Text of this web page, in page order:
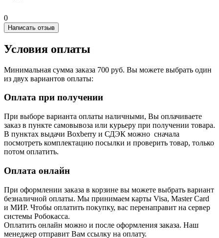
0
Написать отзыв
Условия оплаты
Минимальная сумма заказа 700 руб. Вы можете выбрать один
из двух вариантов оплаты:
Оплата при получении
При выборе варианта оплаты наличными, Вы оплачиваете
заказ в пункте самовывоза или курьеру при получении товара.
В пунктах выдачи Boxberry и СДЭК можно сначала
посмотреть комплектацию посылки и проверить товар, только
потом оплатить.
Оплата онлайн
При оформлении заказа в корзине вы можете выбрать вариант
безналичной оплаты. Мы принимаем карты Visa, Master Card
и МИР. Чтобы оплатить покупку, вас перенаправит на сервер
системы Робокасса.
Оплатить онлайн можно и после оформления заказа. Наш
менеджер отправит Вам ссылку на оплату.